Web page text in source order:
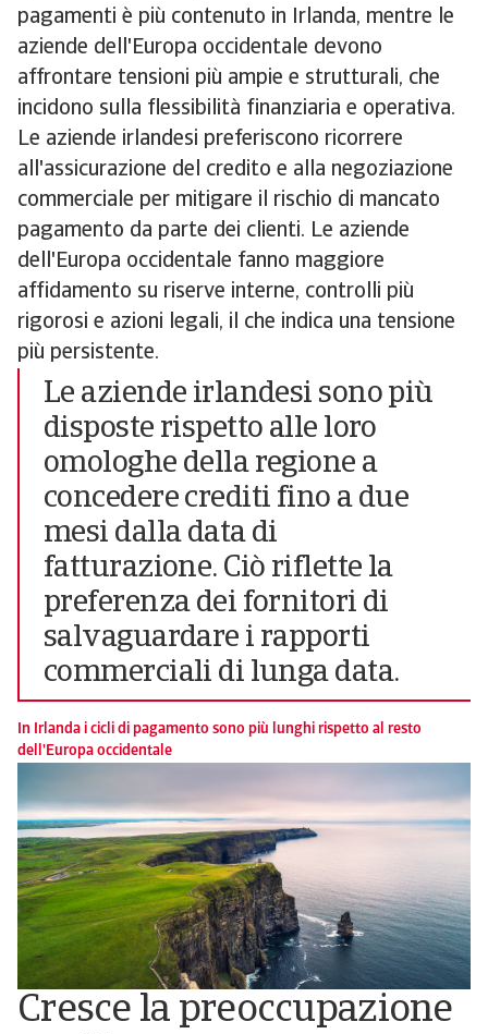
pagamenti è più contenuto in Irlanda, mentre le
aziende dell'Europa occidentale devono
affrontare tensioni più ampie e strutturali, che
incidono sulla flessibilità finanziaria e operativa.
Le aziende irlandesi preferiscono ricorrere
all'assicurazione del credito e alla negoziazione
commerciale per mitigare il rischio di mancato
pagamento da parte dei clienti. Le aziende
dell'Europa occidentale fanno maggiore
affidamento su riserve interne, controlli più
rigorosi e azioni legali, il che indica una tensione
più persistente.
Le aziende irlandesi sono più
disposte rispetto alle loro
omologhe della regione a
concedere crediti fino a due
mesi dalla data di
fatturazione. Ciò riflette la
preferenza dei fornitori di
salvaguardare i rapporti
commerciali di lunga data.
In Irlanda i cicli di pagamento sono più lunghi rispetto al resto
dell'Europa occidentale
Cresce la preoccupazione